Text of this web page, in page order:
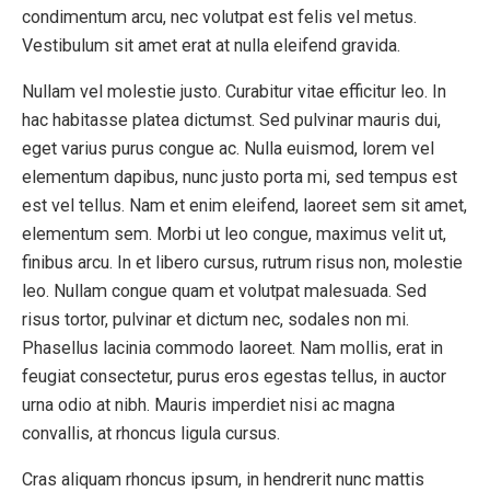
condimentum arcu, nec volutpat est felis vel metus.
Vestibulum sit amet erat at nulla eleifend gravida.
Nullam vel molestie justo. Curabitur vitae efficitur leo. In
hac habitasse platea dictumst. Sed pulvinar mauris dui,
eget varius purus congue ac. Nulla euismod, lorem vel
elementum dapibus, nunc justo porta mi, sed tempus est
est vel tellus. Nam et enim eleifend, laoreet sem sit amet,
elementum sem. Morbi ut leo congue, maximus velit ut,
finibus arcu. In et libero cursus, rutrum risus non, molestie
leo. Nullam congue quam et volutpat malesuada. Sed
risus tortor, pulvinar et dictum nec, sodales non mi.
Phasellus lacinia commodo laoreet. Nam mollis, erat in
feugiat consectetur, purus eros egestas tellus, in auctor
urna odio at nibh. Mauris imperdiet nisi ac magna
convallis, at rhoncus ligula cursus.
Cras aliquam rhoncus ipsum, in hendrerit nunc mattis